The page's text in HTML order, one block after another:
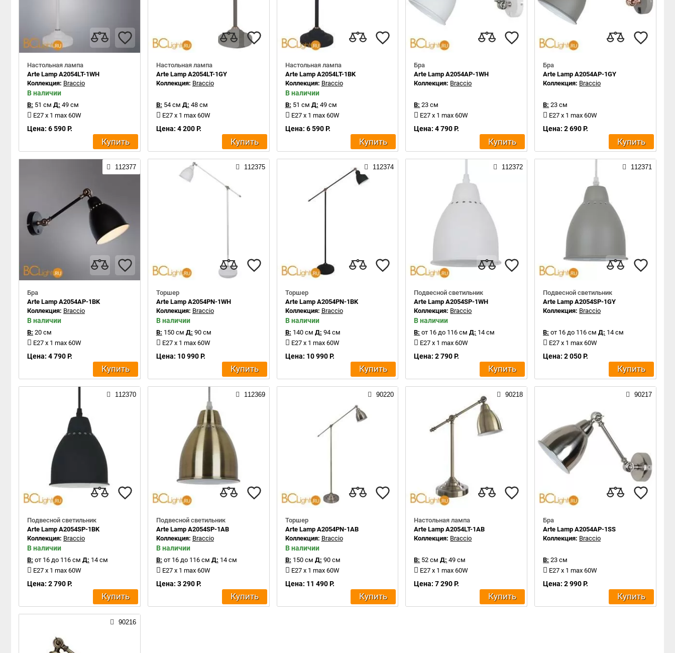
Настольная лампа
Arte Lamp A2054LT-1WH
Коллекция: Braccio
В наличии
В: 51 см Д: 49 см
E27 x 1 max 60W
Цена: 6 590 Р.
Купить
Настольная лампа
Arte Lamp A2054LT-1GY
Коллекция: Braccio
В: 54 см Д: 48 см
E27 x 1 max 60W
Цена: 4 200 Р.
Купить
Настольная лампа
Arte Lamp A2054LT-1BK
Коллекция: Braccio
В наличии
В: 51 см Д: 49 см
E27 x 1 max 60W
Цена: 6 590 Р.
Купить
Бра
Arte Lamp A2054AP-1WH
Коллекция: Braccio
В: 23 см
E27 x 1 max 60W
Цена: 4 790 Р.
Купить
Бра
Arte Lamp A2054AP-1GY
Коллекция: Braccio
В: 23 см
E27 x 1 max 60W
Цена: 2 690 Р.
Купить
112377
Бра
Arte Lamp A2054AP-1BK
Коллекция: Braccio
В наличии
В: 20 см
E27 x 1 max 60W
Цена: 4 790 Р.
Купить
112375
Торшер
Arte Lamp A2054PN-1WH
Коллекция: Braccio
В наличии
В: 150 см Д: 90 см
E27 x 1 max 60W
Цена: 10 990 Р.
Купить
112374
Торшер
Arte Lamp A2054PN-1BK
Коллекция: Braccio
В наличии
В: 140 см Д: 94 см
E27 x 1 max 60W
Цена: 10 990 Р.
Купить
112372
Подвесной светильник
Arte Lamp A2054SP-1WH
Коллекция: Braccio
В наличии
В: от 16 до 116 см Д: 14 см
E27 x 1 max 60W
Цена: 2 790 Р.
Купить
112371
Подвесной светильник
Arte Lamp A2054SP-1GY
Коллекция: Braccio
В: от 16 до 116 см Д: 14 см
E27 x 1 max 60W
Цена: 2 050 Р.
Купить
112370
Подвесной светильник
Arte Lamp A2054SP-1BK
Коллекция: Braccio
В наличии
В: от 16 до 116 см Д: 14 см
E27 x 1 max 60W
Цена: 2 790 Р.
Купить
112369
Подвесной светильник
Arte Lamp A2054SP-1AB
Коллекция: Braccio
В наличии
В: от 16 до 116 см Д: 14 см
E27 x 1 max 60W
Цена: 3 290 Р.
Купить
90220
Торшер
Arte Lamp A2054PN-1AB
Коллекция: Braccio
В наличии
В: 150 см Д: 90 см
E27 x 1 max 60W
Цена: 11 490 Р.
Купить
90218
Настольная лампа
Arte Lamp A2054LT-1AB
Коллекция: Braccio
В: 52 см Д: 49 см
E27 x 1 max 60W
Цена: 7 290 Р.
Купить
90217
Бра
Arte Lamp A2054AP-1SS
Коллекция: Braccio
В: 23 см
E27 x 1 max 60W
Цена: 2 990 Р.
Купить
90216